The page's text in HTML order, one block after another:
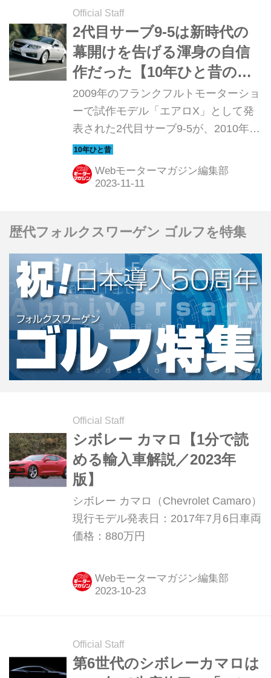
Official Staff
2代目サーブ9-5は新時代の
幕開けを告げる渾身の自信
作だった【10年ひと昔の新
車】
2009年のフランクフルトモーターショ
ーで試作モデル「エアロX」として発
表された2代目サーブ9-5が、2010年に
なって市販モデルとしていよいよ欧州
デビューを果たした。ゼネラルモータ
ーズの経営危機により、親会社が二転
年の末にサーブの経営破綻により生産
は終了となってしまうが、わずかでは
あるものの日本にも上陸している。サ
ーブファンにとっては忘れられない1
台だろう。ここでは日本販売に向けて
期待が膨らむ中で行われた国際試乗会
の模様を振り返ってみよう。（以下の
試乗記は、Motor Magazine 2010年9月
号より）
Webモーターマガジン編集部
歴代フォルクスワーゲン ゴルフを特集
Official Staff
シボレー カマロ【1分で読
める輸入車解説／2023年
版】
シボレー カマロ（Chevrolet Camaro）
現行モデル発表日：2017年7月6日車両
価格：880万円
Webモーターマガジン編集部
Official Staff
第6世代のシボレーカマロは